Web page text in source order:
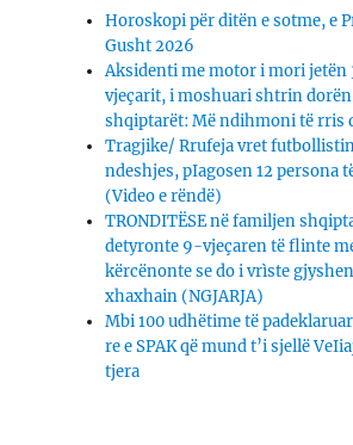
Horoskopi për ditën e sotme, e
Gusht 2026
Aksidenti me motor i mori jetën
vjeçarit, i moshuari shtrin
shqiptarët: Më ndihmoni të rris
Tragjike/ Rrufeja vret
ndeshjes, pIagosen 12 persona
(Video e rëndë)
TRONDITËSE në familjen
detyronte 9-vjeçaren të flinte
kërcënonte se do i vrìste
xhaxhain (NGJARJA)
Mbi 100 udhëtime të
re e SPAK që mund t’i sjellë
tjera